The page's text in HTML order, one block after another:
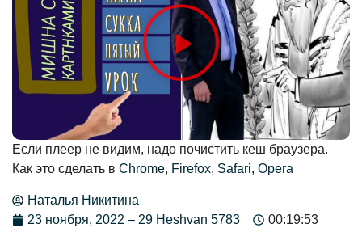
Если плеер не видим, надо почистить кеш браузера.
Как это сделать в Chrome, Firefox, Safari, Opera
Наталья Никитина
23 ноября, 2022 – 29 Heshvan 5783
00:19:53